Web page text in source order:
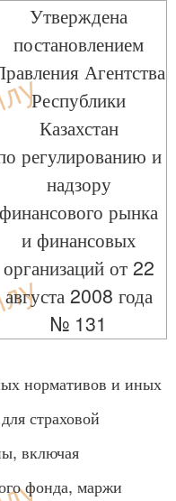
Утверждена
постановлением
Агентства
Республики
Казахстан
регулированию и
надзору
финансового рынка
и финансовых
организаций от 22
августа 2008 года
№ 131
нормативов и иных
страховой
включая
фонда, маржи